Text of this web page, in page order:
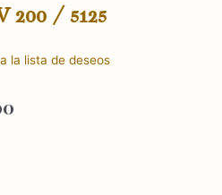
200 / 5125
la lista de deseos